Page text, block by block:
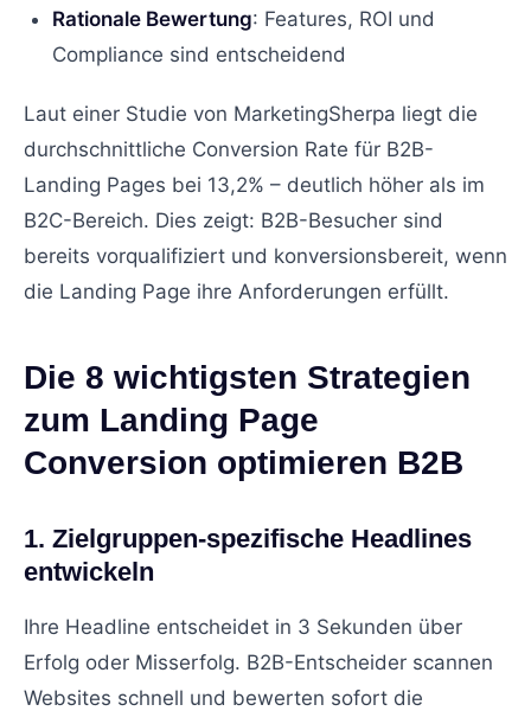
Rationale Bewertung: Features, ROI und
Compliance sind entscheidend
Laut einer Studie von MarketingSherpa liegt die
durchschnittliche Conversion Rate für B2B-
Landing Pages bei 13,2% – deutlich höher als im
B2C-Bereich. Dies zeigt: B2B-Besucher sind
bereits vorqualifiziert und konversionsbereit, wenn
die Landing Page ihre Anforderungen erfüllt.
Die 8 wichtigsten Strategien
zum Landing Page
Conversion optimieren B2B
1. Zielgruppen-spezifische Headlines
entwickeln
Ihre Headline entscheidet in 3 Sekunden über
Erfolg oder Misserfolg. B2B-Entscheider scannen
Websites schnell und bewerten sofort die